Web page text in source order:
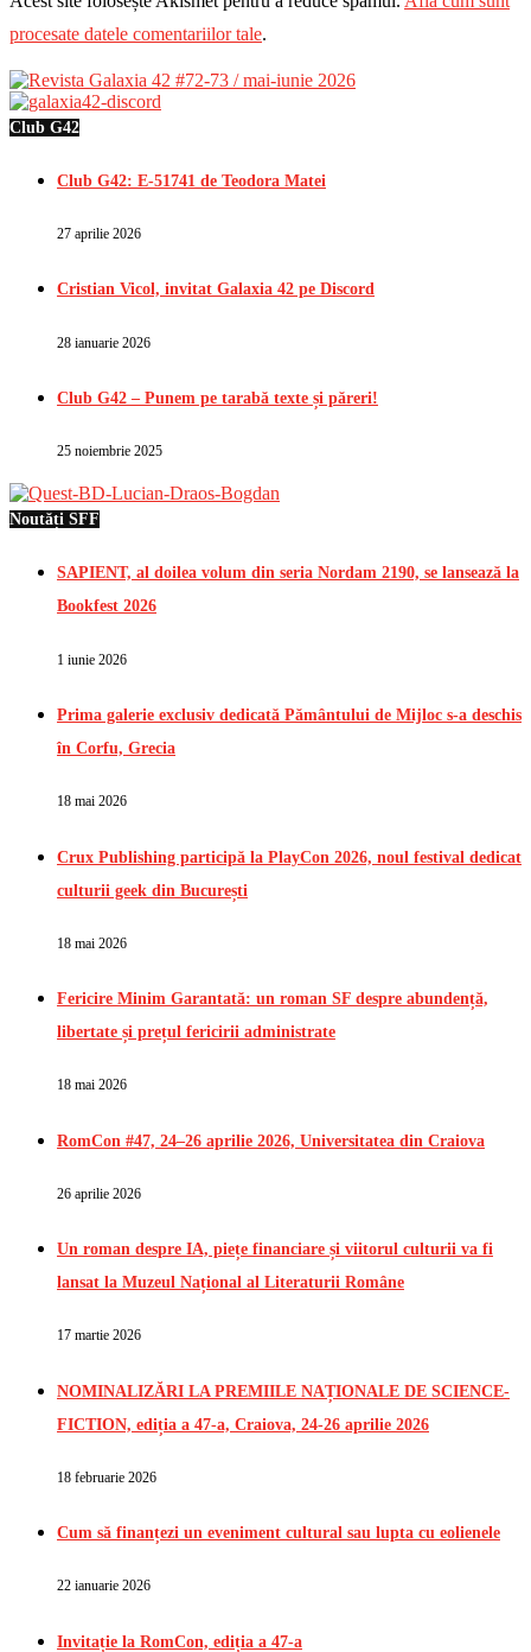
procesate datele comentariilor tale.
Club G42
Club G42: E-51741 de Teodora Matei
27 aprilie 2026
Cristian Vicol, invitat Galaxia 42 pe Discord
28 ianuarie 2026
Club G42 – Punem pe tarabă texte și păreri!
25 noiembrie 2025
Noutăți SFF
SAPIENT, al doilea volum din seria Nordam 2190, se lansează la
Bookfest 2026
1 iunie 2026
Prima galerie exclusiv dedicată Pământului de Mijloc s-a deschis
în Corfu, Grecia
18 mai 2026
Crux Publishing participă la PlayCon 2026, noul festival dedicat
culturii geek din București
18 mai 2026
Fericire Minim Garantată: un roman SF despre abundență,
libertate și prețul fericirii administrate
18 mai 2026
RomCon #47, 24–26 aprilie 2026, Universitatea din Craiova
26 aprilie 2026
Un roman despre IA, piețe financiare și viitorul culturii va fi
lansat la Muzeul Național al Literaturii Române
17 martie 2026
NOMINALIZĂRI LA PREMIILE NAȚIONALE DE SCIENCE-
FICTION, ediția a 47-a, Craiova, 24-26 aprilie 2026
18 februarie 2026
Cum să finanțezi un eveniment cultural sau lupta cu eolienele
22 ianuarie 2026
Invitație la RomCon, ediția a 47-a